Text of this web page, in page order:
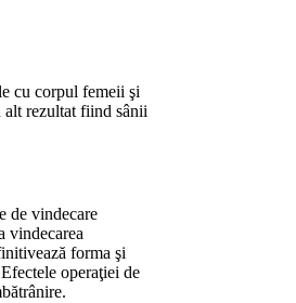
cu corpul femeii şi
alt rezultat fiind sânii
de vindecare
vindecarea
forma şi
operaţiei de